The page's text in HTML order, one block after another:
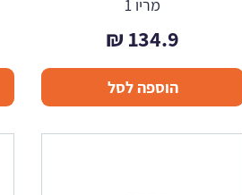
מריו 1
134.9
₪
הוספה לסל